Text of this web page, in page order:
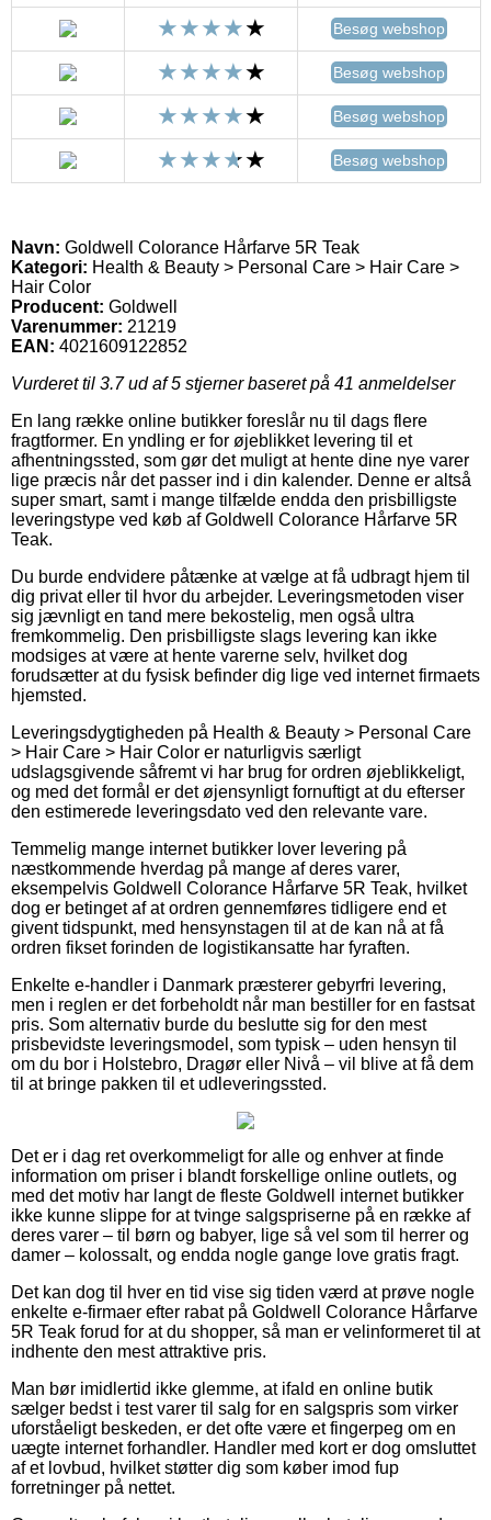
Besøg webshop
Besøg webshop
Besøg webshop
Besøg webshop
Navn: Goldwell Colorance Hårfarve 5R Teak
Kategori: Health & Beauty > Personal Care > Hair Care >
Hair Color
Producent: Goldwell
Varenummer: 21219
EAN: 4021609122852
Vurderet til 3.7ud af 5 stjerner baseret på 41 anmeldelser
En lang række online butikker foreslår nu til dags flere
fragtformer. En yndling er for øjeblikket levering til et
afhentningssted, som gør det muligt at hente dine nye varer
lige præcis når det passer ind i din kalender. Denne er altså
super smart, samt i mange tilfælde endda den prisbilligste
leveringstype ved køb af Goldwell Colorance Hårfarve 5R
Teak.
Du burde endvidere påtænke at vælge at få udbragt hjem til
dig privat eller til hvor du arbejder. Leveringsmetoden viser
sig jævnligt en tand mere bekostelig, men også ultra
fremkommelig. Den prisbilligste slags levering kan ikke
modsiges at være at hente varerne selv, hvilket dog
forudsætter at du fysisk befinder dig lige ved internet firmaets
hjemsted.
Leveringsdygtigheden på Health & Beauty > Personal Care
> Hair Care > Hair Color er naturligvis særligt
udslagsgivende såfremt vi har brug for ordren øjeblikkeligt,
og med det formål er det øjensynligt fornuftigt at du efterser
den estimerede leveringsdato ved den relevante vare.
Temmelig mange internet butikker lover levering på
næstkommende hverdag på mange af deres varer,
eksempelvis Goldwell Colorance Hårfarve 5R Teak, hvilket
dog er betinget af at ordren gennemføres tidligere end et
givent tidspunkt, med hensynstagen til at de kan nå at få
ordren fikset forinden de logistikansatte har fyraften.
Enkelte e-handler i Danmark præsterer gebyrfri levering,
men i reglen er det forbeholdt når man bestiller for en fastsat
pris. Som alternativ burde du beslutte sig for den mest
prisbevidste leveringsmodel, som typisk – uden hensyn til
om du bor i Holstebro, Dragør eller Nivå – vil blive at få dem
til at bringe pakken til et udleveringssted.
Det er i dag ret overkommeligt for alle og enhver at finde
information om priser i blandt forskellige online outlets, og
med det motiv har langt de fleste Goldwell internet butikker
ikke kunne slippe for at tvinge salgspriserne på en række af
deres varer – til børn og babyer, lige så vel som til herrer og
damer – kolossalt, og endda nogle gange love gratis fragt.
Det kan dog til hver en tid vise sig tiden værd at prøve nogle
enkelte e-firmaer efter rabat på Goldwell Colorance Hårfarve
5R Teak forud for at du shopper, så man er velinformeret til at
indhente den mest attraktive pris.
Man bør imidlertid ikke glemme, at ifald en online butik
sælger bedst i test varer til salg for en salgspris som virker
uforståeligt beskeden, er det ofte være et fingerpeg om en
uægte internet forhandler. Handler med kort er dog omsluttet
af et lovbud, hvilket støtter dig som køber imod fup
forretninger på nettet.